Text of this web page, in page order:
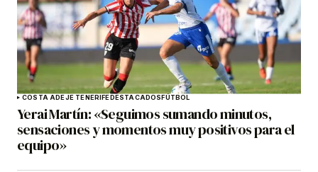
COSTA ADEJE TENERIFEDESTACADOSFÚTBOL
Yerai Martín: «Seguimos sumando minutos,
sensaciones y momentos muy positivos para el
equipo»